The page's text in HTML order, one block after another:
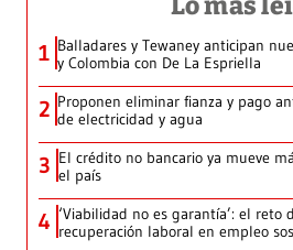
1 Balladares y Tewaney anticipan
y Colombia con De La Espriella
2 Proponen eliminar fianza y pago
de electricidad y agua
3 El crédito no bancario ya mueve
el país
4 ‘Viabilidad no es garantía’: el reto
recuperación laboral en empleo